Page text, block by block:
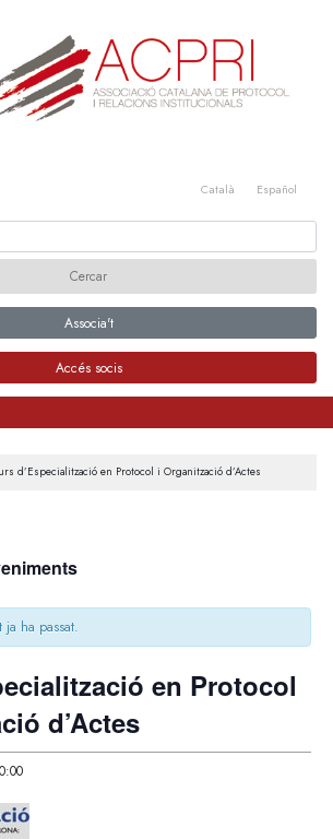
Català Español
Associa't
Accés socis
d’Especialització en Protocol i Organització d’Actes
ja ha passat.
en Protocol
d’Actes